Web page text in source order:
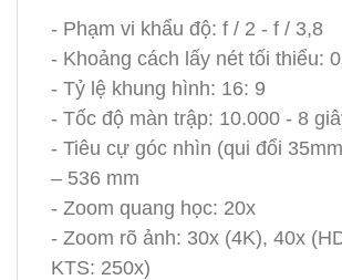
- Phạm vi khẩu độ: f / 2 - f / 3,8
- Khoảng cách lấy nét tối thiểu:
- Tỷ lệ khung hình: 16: 9
- Tốc độ màn trập: 10.000 - 8
- Tiêu cự góc nhìn (qui đổi
– 536 mm
- Zoom quang học: 20x
- Zoom rõ ảnh: 30x (4K), 40x
KTS: 250x)